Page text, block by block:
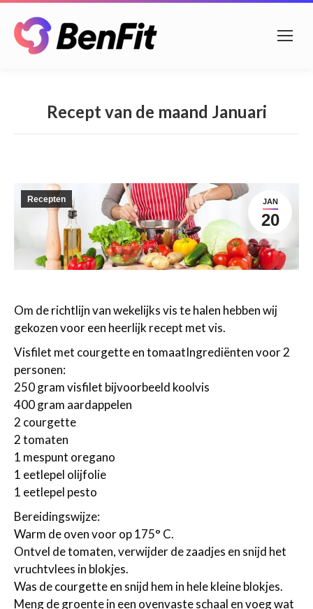
Recept van de maand Januari
JAN
20
Recepten
Om de richtlijn van wekelijks vis te halen hebben wij
gekozen voor een heerlijk recept met vis.
Visfilet met courgette en tomaatIngrediënten voor 2
personen:
250 gram visfilet bijvoorbeeld koolvis
400 gram aardappelen
2 courgette
2 tomaten
1 mespunt oregano
1 eetlepel olijfolie
1 eetlepel pesto
Bereidingswijze:
Warm de oven voor op 175° C.
Ontvel de tomaten, verwijder de zaadjes en snijd het
vruchtvlees in blokjes.
Was de courgette en snijd hem in hele kleine blokjes.
Meng de groente in een ovenvaste schaal en voeg wat